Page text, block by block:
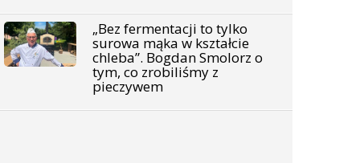
„Bez fermentacji to tylko
surowa mąka w kształcie
chleba”. Bogdan Smolorz o
tym, co zrobiliśmy z
pieczywem